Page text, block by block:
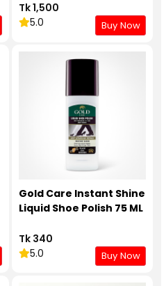
Tk 1,500
5.0
Buy Now
Gold Care Instant Shine
Liquid Shoe Polish 75 ML
Tk 340
5.0
Buy Now